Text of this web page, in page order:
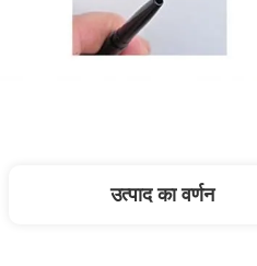
उत्पाद का वर्णन